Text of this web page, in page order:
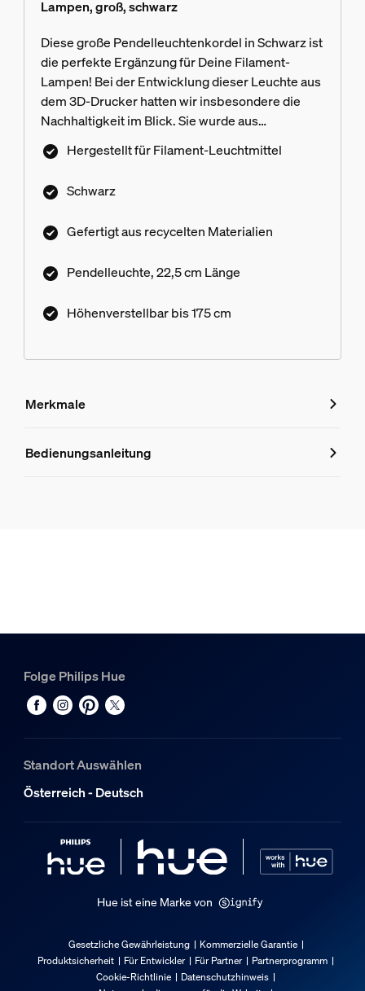
Lampen, groß, schwarz
Diese große Pendelleuchtenkordel in Schwarz ist
die perfekte Ergänzung für Deine Filament-
Lampen! Bei der Entwicklung dieser Leuchte aus
dem 3D-Drucker hatten wir insbesondere die
Nachhaltigkeit im Blick. Sie wurde aus
recycelten, biokreislauffähigen Materialien
hergestellt.
Hergestellt für Filament-Leuchtmittel
Schwarz
Gefertigt aus recycelten Materialien
Pendelleuchte, 22,5 cm Länge
Höhenverstellbar bis 175 cm
Merkmale
Merkmale
Material
Packmaße und Gewicht
0,34 kg
Bruttogewicht
0,47 kg
Höhe
Breite
Bedienungsanleitung
Folge Philips Hue
Standort Auswählen
Österreich - Deutsch
Hue ist eine Marke von
Gesetzliche Gewährleistung
Kommerzielle Garantie
Produktsicherheit
Für Entwickler Für Partner
Partnerprogramm
Cookie-Richtlinie
Datenschutzhinweis